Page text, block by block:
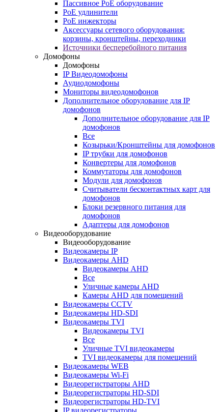
Пассивное PoE оборудование
PoE удлинители
PoE инжекторы
Аксессуары сетевого оборудования:
корзины, кронштейны, переходники
Источники бесперебойного питания
Домофоны
Домофоны
IP Видеодомофоны
Аудиодомофоны
Мониторы видеодомофонов
Дополнительное оборудование для IP
домофонов
Дополнительное оборудование для IP
домофонов
Все
Козырьки/Кронштейны для домофонов
IP трубки для домофонов
Конвертеры для домофонов
Коммутаторы для домофонов
Модули для домофонов
Считыватели бесконтактных карт для
домофонов
Блоки резервного питания для
домофонов
Адаптеры для домофонов
Видеооборудование
Видеооборудование
Видеокамеры IP
Видеокамеры AHD
Видеокамеры AHD
Все
Уличные камеры AHD
Камеры AHD для помещений
Видеокамеры CCTV
Видеокамеры HD-SDI
Видеокамеры TVI
Видеокамеры TVI
Все
Уличные TVI видеокамеры
TVI видеокамеры для помещений
Видеокамеры WEB
Видеокамеры Wi-Fi
Видеорегистраторы AHD
Видеорегистраторы HD-SDI
Видеорегистраторы HD-TVI
IP видеорегистраторы